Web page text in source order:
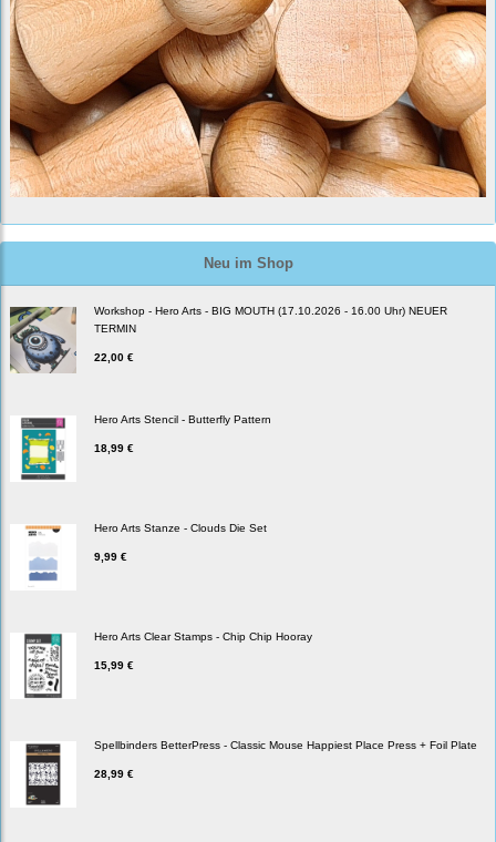
Neu im Shop
Workshop - Hero Arts - BIG MOUTH (17.10.2026 - 16.00 Uhr) NEUER
TERMIN
22,00 €
Hero Arts Stencil - Butterfly Pattern
18,99 €
Hero Arts Stanze - Clouds Die Set
9,99 €
Hero Arts Clear Stamps - Chip Chip Hooray
15,99 €
Spellbinders BetterPress - Classic Mouse Happiest Place Press + Foil Plate
28,99 €